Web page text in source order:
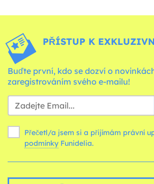
PŘÍSTUP K
Buďte první, kdo se dozví o
zaregistrováním svého e-mailu!
Přečetl/a jsem si a přijímám právní
podmínky Funidelia.